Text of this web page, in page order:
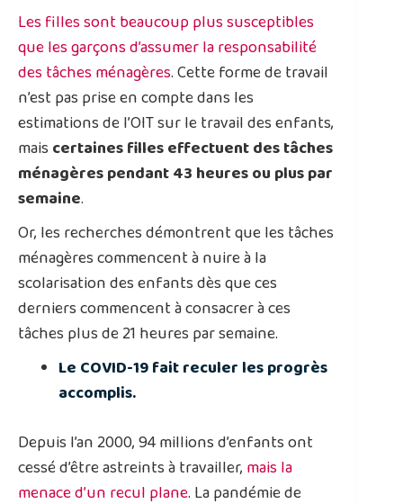
Les filles sont beaucoup plus susceptibles
que les garçons d’assumer la responsabilité
des tâches ménagères. Cette forme de travail
n’est pas prise en compte dans les
estimations de l’OIT sur le travail des enfants,
mais certaines filles effectuent des tâches
ménagères pendant 43 heures ou plus par
semaine.
Or, les recherches démontrent que les tâches
ménagères commencent à nuire à la
scolarisation des enfants dès que ces
derniers commencent à consacrer à ces
tâches plus de 21 heures par semaine.
Le COVID-19 fait reculer les progrès
accomplis.
Depuis l’an 2000, 94 millions d’enfants ont
cessé d’être astreints à travailler, mais la
menace d’un recul plane. La pandémie de